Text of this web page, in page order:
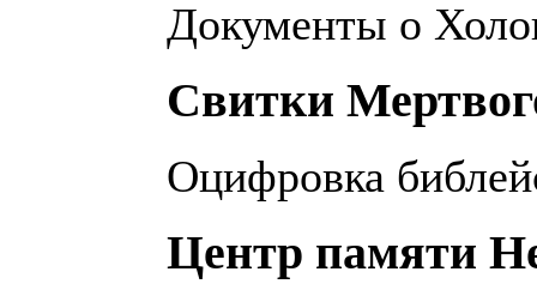
Документы о
Свитки
Оцифровка
Центр памяти